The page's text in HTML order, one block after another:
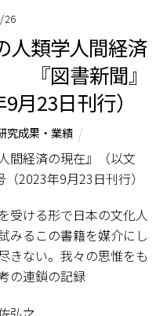
26
類学――人間経済
『図書新聞』
月23日刊行）
究成果・業績
間経済の現在』（以文
2023年9月23日刊行）
受ける形で日本の文化人
る――この書籍を媒介にし
きない。我々の思惟をも
の連鎖の記録